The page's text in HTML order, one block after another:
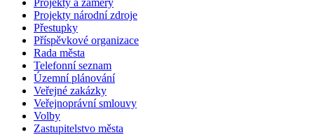
Projekty národní zdroje
Přestupky
Příspěvkové organizace
Rada města
Telefonní seznam
Územní plánování
Veřejné zakázky
Veřejnoprávní smlouvy
Volby
Zastupitelstvo města